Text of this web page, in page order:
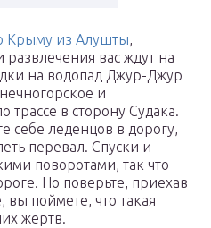
Крыму из Алушты,
развлечения вас ждут на
на водопад Джур-Джур
и
в сторону Судака.
себе леденцов в дорогу,
перевал. Спуски и
поворотами, так что
Но поверьте, приехав
вы поймете, что такая
жертв.